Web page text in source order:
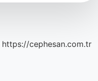
https://cephesan.com.tr